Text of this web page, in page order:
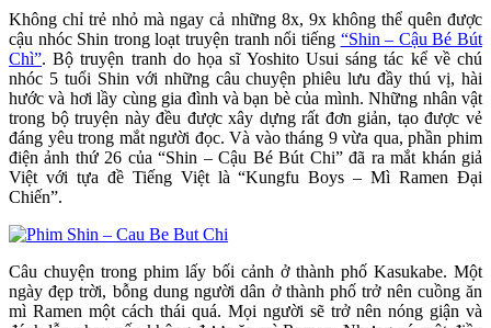
Không chỉ trẻ nhỏ mà ngay cả những 8x, 9x không thể quên được
cậu nhóc Shin trong loạt truyện tranh nổi tiếng “Shin – Cậu Bé Bút
Chì”. Bộ truyện tranh do họa sĩ Yoshito Usui sáng tác kể về chú
nhóc 5 tuổi Shin với những câu chuyện phiêu lưu đầy thú vị, hài
hước và hơi lầy cùng gia đình và bạn bè của mình. Những nhân vật
trong bộ truyện này đều được xây dựng rất đơn giản, tạo được vẻ
đáng yêu trong mắt người đọc. Và vào tháng 9 vừa qua, phần phim
điện ảnh thứ 26 của “Shin – Cậu Bé Bút Chi” đã ra mắt khán giả
Việt với tựa đề Tiếng Việt là “Kungfu Boys – Mì Ramen Đại
Chiến”.
Câu chuyện trong phim lấy bối cảnh ở thành phố Kasukabe. Một
ngày đẹp trời, bỗng dung người dân ở thành phố trở nên cuồng ăn
mì Ramen một cách thái quá. Mọi người sẽ trở nên nóng giận và